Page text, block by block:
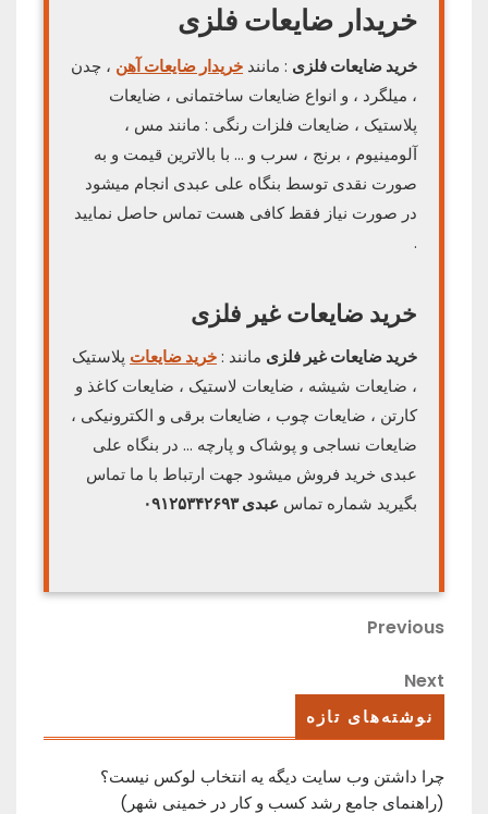
خریدار ضایعات فلزی
خرید ضایعات فلزی : مانند خریدار ضایعات آهن ، چدن
، میلگرد ، و انواع ضایعات ساختمانی ، ضایعات
پلاستیک ، ضایعات فلزات رنگی : مانند مس ،
آلومینیوم ، برنج ، سرب و … با بالاترین قیمت و به
صورت نقدی توسط بنگاه علی عبدی انجام میشود
در صورت نیاز فقط کافی هست تماس حاصل نمایید
.
خرید ضایعات غیر فلزی
خرید ضایعات غیر فلزی مانند :خرید ضایعات پلاستیک
، ضایعات شیشه ، ضایعات لاستیک ، ضایعات کاغذ و
کارتن ، ضایعات چوب ، ضایعات برقی و الکترونیکی ،
ضایعات نساجی و پوشاک و پارچه … در بنگاه علی
عبدی خرید فروش میشود جهت ارتباط با ما تماس
بگیرید شماره تماس عبدی ۰۹۱۲۵۳۴۲۶۹۳
راهبری
نوشته
Previous
Previous
Next
Next
نوشته‌های تازه
چرا داشتن وب سایت دیگه یه انتخاب لوکس نیست؟
(راهنمای جامع رشد کسب ‌و کار در خمینی ‌شهر)